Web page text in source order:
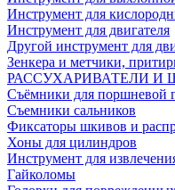
Инструмент для
Инструмент для двигателя
Другой инструмент для
Зенкера и метчики,
РАССУХАРИВАТЕЛИ И
Съёмники для поршневой
Съемники сальников
Фиксаторы шкивов и
Хоны для цилиндров
Инструмент для
Гайколомы